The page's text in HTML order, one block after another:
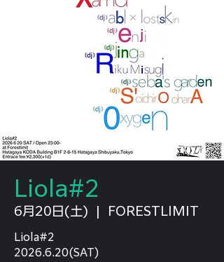
Liola#2
6月20日(土) FORESTLIMIT
Liola#2
2026.6.20(SAT)